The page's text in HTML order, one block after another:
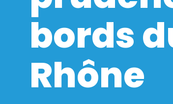
bords
Rhône